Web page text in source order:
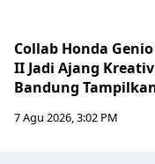
Collab Honda
II Jadi Ajang
Bandung
7 Agu 2026, 3:02 PM